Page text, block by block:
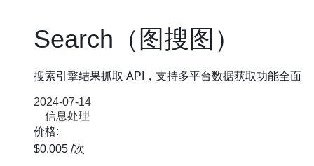
Search（图搜图）
搜索引擎结果抓取 API，支持多平台数据获取功能全面
2024-07-14
信息处理
价格:
$0.005 /次